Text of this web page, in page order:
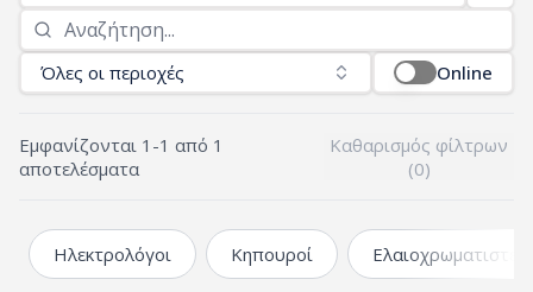
Όλες οι περιοχές Online
Εμφανίζονται 1 -1 από 1
αποτελέσματα
Καθαρισμός φίλτρων
(0)
Ηλεκτρολόγοι Κηπουροί Ελαιοχρωματιστές